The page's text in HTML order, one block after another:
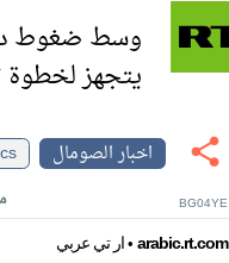
وسط ضغوط
يتجهز لخطوة
اخبار الصومال
BG04YE
ار تي عربي• arabic.rt.com